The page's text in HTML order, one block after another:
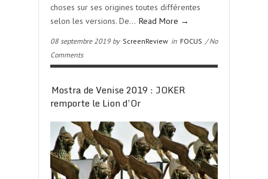
choses sur ses origines toutes différentes
selon les versions. De… Read More →
08 septembre 2019 by ScreenReview in FOCUS / No
Comments
Mostra de Venise 2019 : JOKER
remporte le Lion d’Or